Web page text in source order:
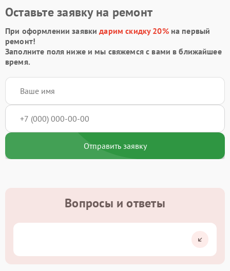
Оставьте заявку на ремонт
При оформлении заявкидарим скидку 20%на первый
ремонт!
Заполните поля ниже и мы свяжемся с вами в ближайшее
время.
Отправить заявку
Вопросы и ответы